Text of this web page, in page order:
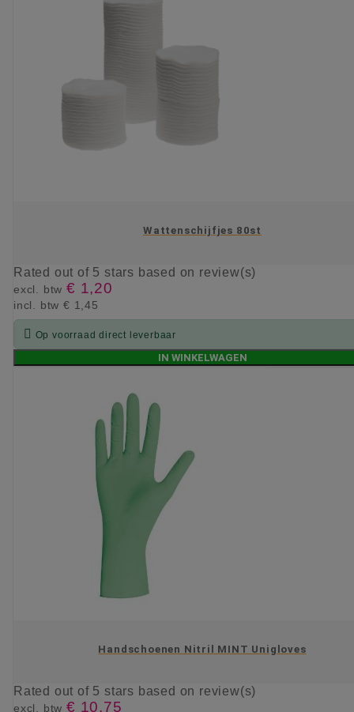
Wattenschijfjes 80st
Rated out of 5 stars based on review(s)
excl. btw € 1,20
incl. btw € 1,45
 Op voorraad direct leverbaar
IN WINKELWAGEN
Handschoenen Nitril MINT Unigloves
Rated out of 5 stars based on review(s)
excl. btw € 10,75